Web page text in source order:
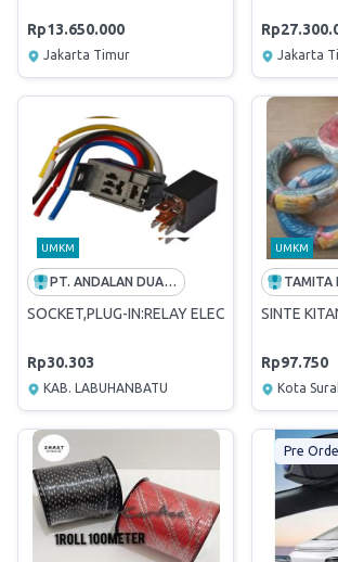
Rp13.650.000
Jakarta Timur Jakarta
UMKM
PT. ANDALAN DUA KARYA
SOCKET,PLUG-IN:RELAY ELECT;RECT;5PIN
Rp30.303
KAB. LABUHANBATU
UMKM
SINTE
Rp97.750
Kota
Pre